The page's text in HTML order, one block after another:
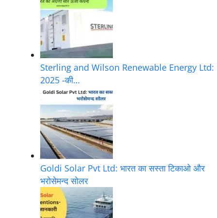
Sterling and Wilson Renewable Energy Ltd:
2025 -की…
Goldi Solar Pvt Ltd: भारत का सस्ता टिकाओ और
भरोसेमन्द सोलर